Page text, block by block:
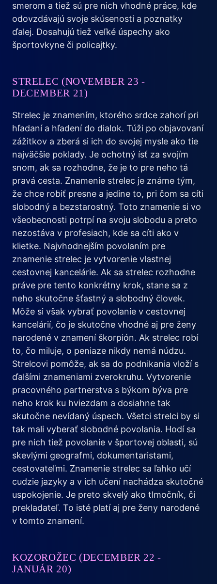
smerom a tiež sú pre nich vhodné práce, kde
odovzdávajú svoje skúsenosti a poznatky
ďalej. Dosahujú tiež veľké úspechy ako
športovkyne či policajtky.
STRELEC (NOVEMBER 23 -
DECEMBER 21)
Strelec je znamením, ktorého srdce zahorí pri
hľadaní a hľadení do dialok. Túži po objavovaní
zážitkov a zberá si ich do svojej mysle ako tie
najväčšie poklady. Je ochotný ísť za svojím
snom, ak sa rozhodne, že je to pre neho tá
pravá cesta. Znamenie strelec je známe tým,
že chce robiť presne a jedine to, pri čom sa cíti
slobodný a bezstarostný. Toto znamenie si vo
všeobecnosti potrpí na svoju slobodu a preto
nezostáva v profesiach, kde sa cíti ako v
klietke. Najvhodnejším povolaním pre
znamenie strelec je vytvorenie vlastnej
cestovnej kancelárie. Ak sa strelec rozhodne
práve pre tento konkrétny krok, stane sa z
neho skutočne šťastný a slobodný človek.
Môže si však vybrať povolanie v cestovnej
kancelárií, čo je skutočne vhodné aj pre ženy
narodené v znamení škorpión. Ak strelec robí
to, čo miluje, o peniaze nikdy nemá núdzu.
Strelcovi pomôže, ak sa do podnikania vloží s
ďalšími znameniami zverokruhu. Vytvorenie
pracovného partnerstva s býkom býva pre
neho krok ku hviezdam a dosiahne tak
skutočne nevídaný úspech. Všetci strelci by si
tak mali vyberať slobodné povolania. Hodí sa
pre nich tiež povolanie v športovej oblasti, sú
skevlými geografmi, dokumentaristami,
cestovateľmi. Znamenie strelec sa ľahko učí
cudzie jazyky a v ich učení nachádza skutočné
uspokojenie. Je preto skvelý ako tlmočník, či
prekladateľ. To isté platí aj pre ženy narodené
v tomto znamení.
KOZOROŽEC (DECEMBER 22 -
JANUÁR 20)